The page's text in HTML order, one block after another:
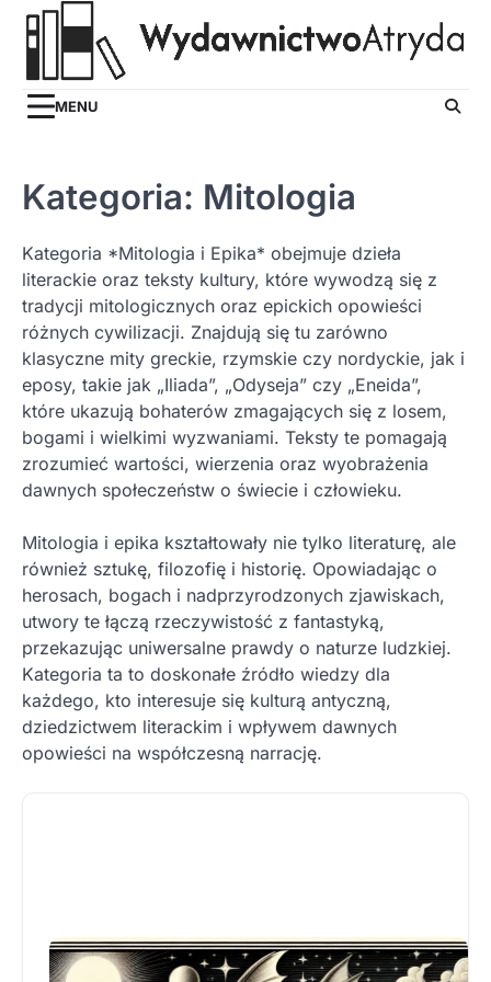
Skip
MENU
Kategoria: Mitologia
Kategoria *Mitologia i Epika* obejmuje dzieła
literackie oraz teksty kultury, które wywodzą się z
tradycji mitologicznych oraz epickich opowieści
różnych cywilizacji. Znajdują się tu zarówno
klasyczne mity greckie, rzymskie czy nordyckie, jak i
eposy, takie jak „Iliada”, „Odyseja” czy „Eneida”,
które ukazują bohaterów zmagających się z losem,
bogami i wielkimi wyzwaniami. Teksty te pomagają
zrozumieć wartości, wierzenia oraz wyobrażenia
dawnych społeczeństw o świecie i człowieku.
Mitologia i epika kształtowały nie tylko literaturę, ale
również sztukę, filozofię i historię. Opowiadając o
herosach, bogach i nadprzyrodzonych zjawiskach,
utwory te łączą rzeczywistość z fantastyką,
przekazując uniwersalne prawdy o naturze ludzkiej.
Kategoria ta to doskonałe źródło wiedzy dla
każdego, kto interesuje się kulturą antyczną,
dziedzictwem literackim i wpływem dawnych
opowieści na współczesną narrację.